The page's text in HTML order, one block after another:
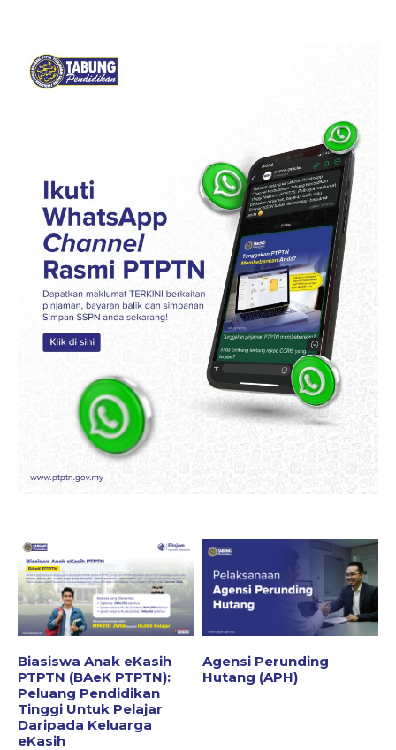
Biasiswa Anak eKasih
PTPTN (BAeK PTPTN):
Peluang Pendidikan
Tinggi Untuk Pelajar
Daripada Keluarga
eKasih
Agensi Perunding
Hutang (APH)